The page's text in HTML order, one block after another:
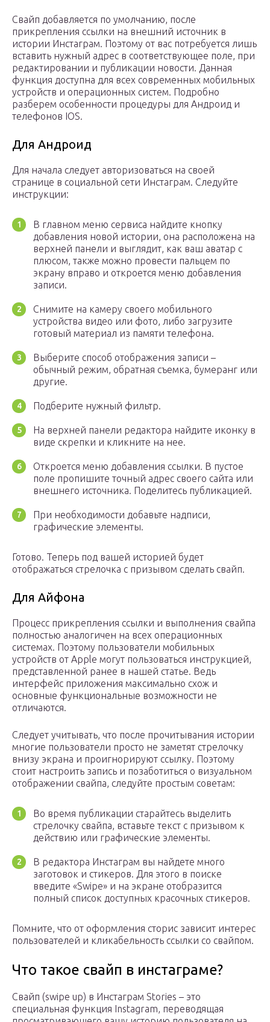
Свайп добавляется по умолчанию, после
прикрепления ссылки на внешний источник в
истории Инстаграм. Поэтому от вас потребуется лишь
вставить нужный адрес в соответствующее поле, при
редактировании и публикации новости. Данная
функция доступна для всех современных мобильных
устройств и операционных систем. Подробно
разберем особенности процедуры для Андроид и
телефонов IOS.
Для Андроид
Для начала следует авторизоваться на своей
странице в социальной сети Инстаграм. Следуйте
инструкции:
В главном меню сервиса найдите кнопку
добавления новой истории, она расположена на
верхней панели и выглядит, как ваш аватар с
плюсом, также можно провести пальцем по
экрану вправо и откроется меню добавления
записи.
Снимите на камеру своего мобильного
устройства видео или фото, либо загрузите
готовый материал из памяти телефона.
Выберите способ отображения записи –
обычный режим, обратная съемка, бумеранг или
другие.
Подберите нужный фильтр.
На верхней панели редактора найдите иконку в
виде скрепки и кликните на нее.
Откроется меню добавления ссылки. В пустое
поле пропишите точный адрес своего сайта или
внешнего источника. Поделитесь публикацией.
При необходимости добавьте надписи,
графические элементы.
Готово. Теперь под вашей историей будет
отображаться стрелочка с призывом сделать свайп.
Для Айфона
Процесс прикрепления ссылки и выполнения свайпа
полностью аналогичен на всех операционных
системах. Поэтому пользователи мобильных
устройств от Apple могут пользоваться инструкцией,
представленной ранее в нашей статье. Ведь
интерфейс приложения максимально схож и
основные функциональные возможности не
отличаются.
Следует учитывать, что после прочитывания истории
многие пользователи просто не заметят стрелочку
внизу экрана и проигнорируют ссылку. Поэтому
стоит настроить запись и позаботиться о визуальном
отображении свайпа, следуйте простым советам:
Во время публикации старайтесь выделить
стрелочку свайпа, вставьте текст с призывом к
действию или графические элементы.
В редактора Инстаграм вы найдете много
заготовок и стикеров. Для этого в поиске
введите «Swipe» и на экране отобразится
полный список доступных красочных стикеров.
Помните, что от оформления сторис зависит интерес
пользователей и кликабельность ссылки со свайпом.
Что такое свайп в инстаграме?
Свайп (swipe up) в Инстаграм Stories – это
специальная функция Instagram, переводящая